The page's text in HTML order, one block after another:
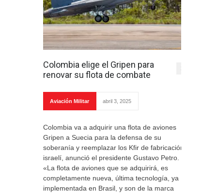
Colombia elige el Gripen para
renovar su flota de combate
1
Aviación Militar abril 3, 2025
Colombia va a adquirir una flota de aviones
Gripen a Suecia para la defensa de su
soberanía y reemplazar los Kfir de fabricación
israelí, anunció el presidente Gustavo Petro.
«La flota de aviones que se adquirirá, es
completamente nueva, última tecnología, ya
implementada en Brasil, y son de la marca